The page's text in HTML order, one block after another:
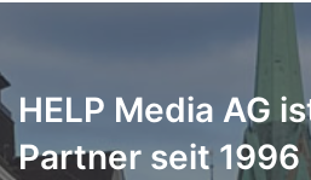
HELP Media AG
Partner seit 1996